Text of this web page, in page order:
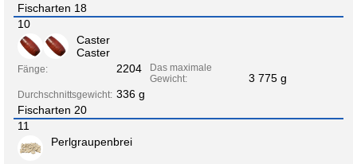
Fischarten 18
10
Caster
Caster
Fänge: 2204
Das maximale
Gewicht:
3 775 g
Durchschnittsgewicht: 336 g
Fischarten 20
11
Perlgraupenbrei